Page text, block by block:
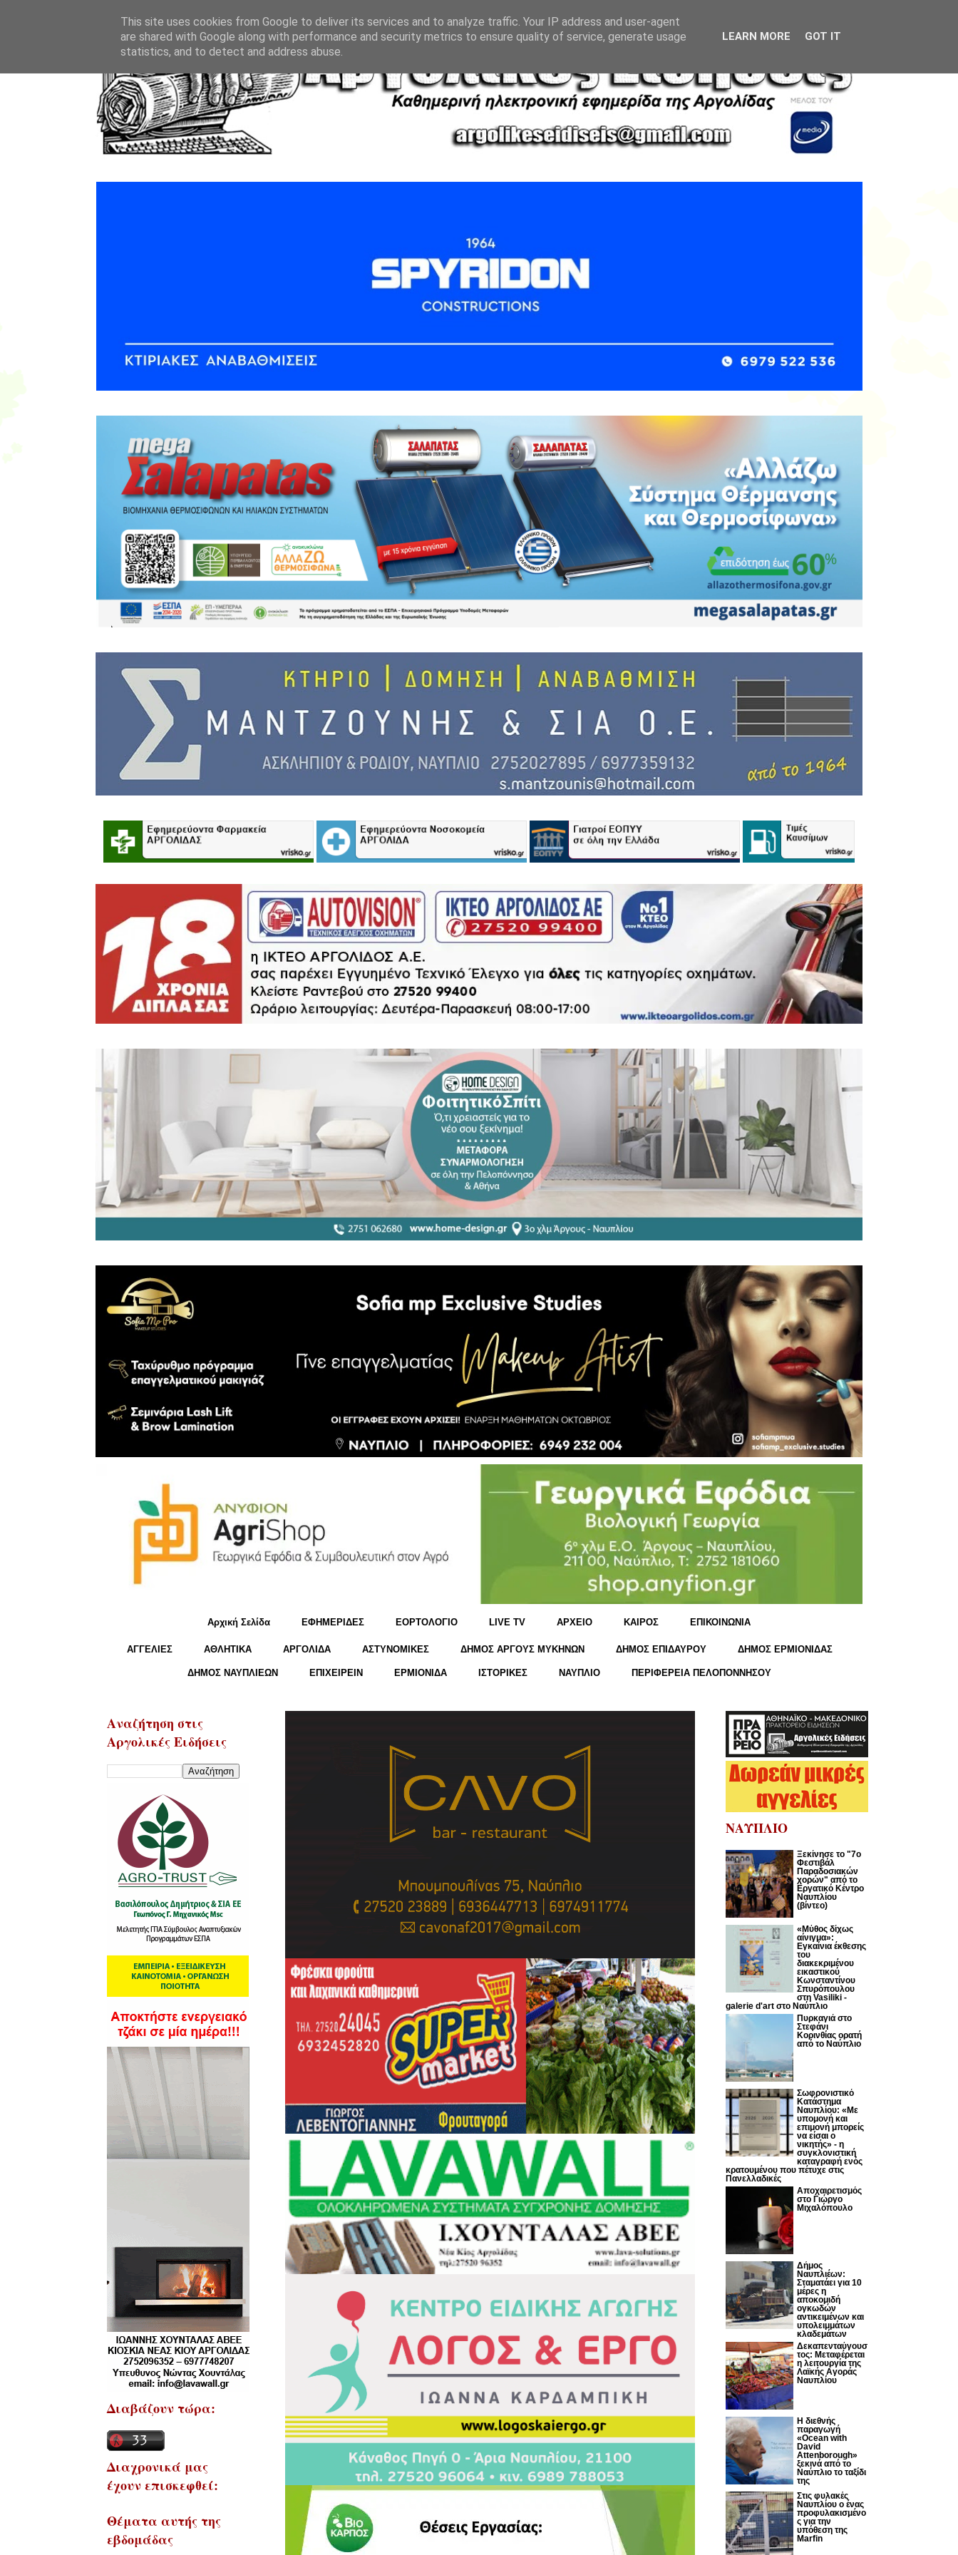
Αρχική Σελίδα ΕΦΗΜΕΡΙΔΕΣ ΕΟΡΤΟΛΟΓΙΟ LIVE TV ΑΡΧΕΙΟ KΑΙΡΟΣ ΕΠΙΚΟΙΝΩΝΙΑ
ΑΓΓΕΛΙΕΣ ΑΘΛΗΤΙΚΑ ΑΡΓΟΛΙΔΑ ΑΣΤΥΝΟΜΙΚΕΣ ΔΗΜΟΣ ΑΡΓΟΥΣ ΜΥΚΗΝΩΝ ΔΗΜΟΣ ΕΠΙΔΑΥΡΟΥ ΔΗΜΟΣ ΕΡΜΙΟΝΙΔΑΣ
ΔΗΜΟΣ ΝΑΥΠΛΙΕΩΝ ΕΠΙΧΕΙΡΕΙΝ ΕΡΜΙΟΝΙΔΑ ΙΣΤΟΡΙΚΕΣ ΝΑΥΠΛΙΟ ΠΕΡΙΦΕΡΕΙΑ ΠΕΛΟΠΟΝΝΗΣΟΥ
Αναζήτηση στις
Αργολικές Ειδήσεις
Διαβάζουν τώρα:
Διαχρονικά μας
έχουν επισκεφθεί:
Θέματα αυτής της
εβδομάδας
ΝΑΥΠΛΙΟ
Ξεκίνησε το "7ο
Φεστιβάλ
Παραδοσιακών
χορών" από το
Εργατικό Κέντρο
Ναυπλίου
(βίντεο)
«Μύθος δίχως
αίνιγμα»:
Εγκαίνια έκθεσης
του
διακεκριμένου
εικαστικού
Κωνσταντίνου
Σπυρόπουλου
στη Vasiliki -
galerie d'art στο Ναύπλιο
Πυρκαγιά στο
Στεφάνι
Κορινθίας ορατή
από το Ναύπλιο
Σωφρονιστικό
Κατάστημα
Ναυπλίου: «Με
υπομονή και
επιμονή μπορείς
να είσαι ο
νικητής» - η
συγκλονιστική
καταγραφή ενός
κρατουμένου που πέτυχε στις
Πανελλαδικές
Αποχαιρετισμός
στο Γιώργο
Μιχαλόπουλο
Δήμος
Ναυπλιέων:
Σταματάει για 10
μέρες η
αποκομιδή
ογκωδών
αντικειμένων και
υπολειμμάτων
κλαδεμάτων
Δεκαπενταύγουσ
τος: Μεταφέρεται
η λειτουργία της
Λαϊκής Αγοράς
Ναυπλίου
Η διεθνής
παραγωγή
«Ocean with
David
Attenborough»
ξεκινά από το
Ναύπλιο το ταξίδι
της
Στις φυλακές
Ναυπλίου ο ένας
προφυλακισμένο
ς για την
υπόθεση της
Marfin
This site uses cookies from Google to deliver its services and to analyze traffic. Your IP address and user-agent
are shared with Google along with performance and security metrics to ensure quality of service, generate usage
statistics, and to detect and address abuse.
LEARN MORE GOT IT